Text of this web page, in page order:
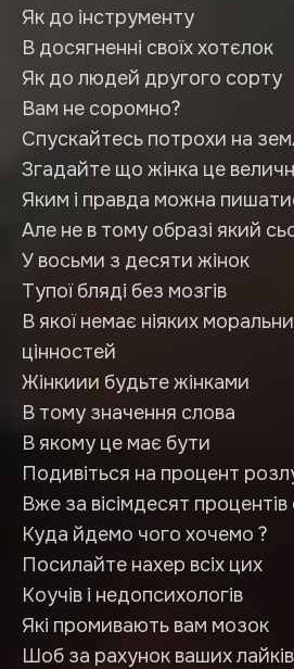
Як до інструменту
В досягненні своїх хотєлок
Як до людей другого сорту
Вам не соромно?
Спускайтесь потрохи на
Згадайте що жінка це
Яким і правда можна
Але не в тому образі який
У восьми з десяти жінок
Тупої бляді без мозгів
В якої немає ніяких
цінностей
Жінкиии будьте жінками
В тому значення слова
В якому це має бути
Подивіться на процент
Вже за вісімдесят
Куда йдемо чого хочемо ?
Посилайте нахер всіх цих
Коучів і недопсихологів
Які промивають вам мозок
Шоб за рахунок ваших лайків